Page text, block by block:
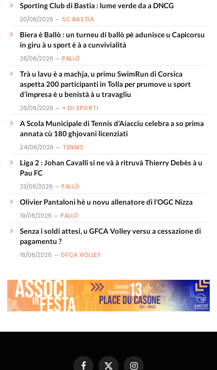
Sporting Club di Bastia : lume verde da a DNCG
30/06/2026 SC BASTIA
Biera è Ballò : un turneu di ballò pè adunisce u Capicorsu
in giru à u sport è à a cunvivialità
26/06/2026 PALLÒ
Trà u lavu è a machja, u primu SwimRun di Corsica
aspetta 200 participanti in Tolla per prumove u sport
d’impresa è u benistà à u travagliu
26/06/2026 + DI SPORTI
A Scola Municipale di Tennis d’Aiacciu celebra a so prima
annata cù 180 ghjovani licenziati
24/06/2026 TENNIS
Liga 2 : Johan Cavalli si ne và à ritruvà Thierry Debès à u
Pau FC
23/06/2026 PALLÒ
Olivier Pantaloni hè u novu allenatore di l’OGC Nizza
19/06/2026 PALLÒ
Senza i soldi attesi, u GFCA Volley versu a cessazione di
pagamentu ?
16/06/2026 GFCA VOLLEY